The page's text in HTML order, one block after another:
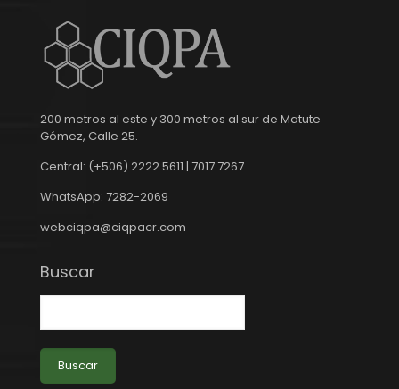
200 metros al este y 300 metros al sur de Matute
Gómez, Calle 25.
Central: (+506) 2222 5611 | 7017 7267
WhatsApp: 7282-2069
webciqpa@ciqpacr.com
Buscar
Buscar